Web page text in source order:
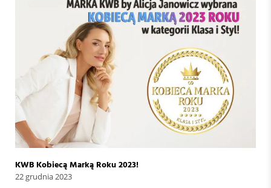
KWB Kobiecą Marką Roku 2023!
22 grudnia 2023